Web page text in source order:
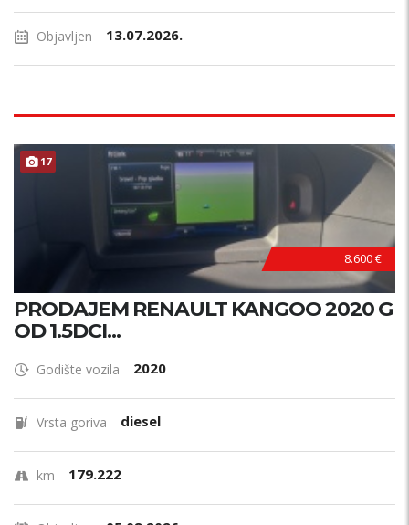
Objavljen 13.07.2026.
17
8.600 €
PRODAJEM RENAULT KANGOO 2020 G
OD 1.5DCI...
Godište vozila 2020
Vrsta goriva diesel
km 179.222